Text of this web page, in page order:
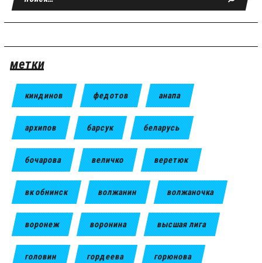
метки
киндинов федотов анапа
архипов барсук беларусь
бочарова величко веретюк
вк обнинск волжанин волжаночка
воронеж воронина высшая лига
головин гордеева горюнова